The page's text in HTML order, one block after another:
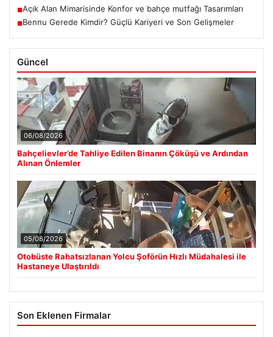
■Açık Alan Mimarisinde Konfor ve bahçe mutfağı Tasarımları
■Bennu Gerede Kimdir? Güçlü Kariyeri ve Son Gelişmeler
Güncel
06/08/2026
Bahçelievler’de Tahliye Edilen Binanın Çöküşü ve Ardından
Alınan Önlemler
05/08/2026
Otobüste Rahatsızlanan Yolcu Şoförün Hızlı Müdahalesi ile
Hastaneye Ulaştırıldı
Son Eklenen Firmalar